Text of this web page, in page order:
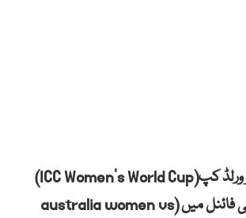
آئی سی سی ویمنز ورلڈ کپ(ICC Women’s World Cup)
کے دوسرے سیمی فائنل میں (australia women vs